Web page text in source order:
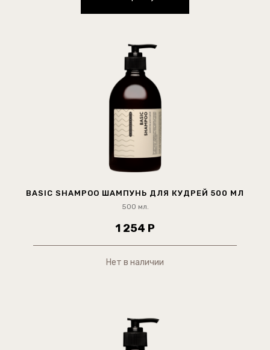
BASIC SHAMPOO ШАМПУНЬ ДЛЯ КУДРЕЙ 500 МЛ
500 мл.
1 254 Р
Нет в наличии